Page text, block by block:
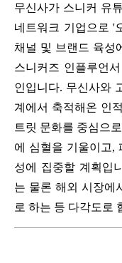
무신사가 스니커 유
네트워크 기업으로 '
채널 및 브랜드 육성
스니커즈 인플루언
인입니다. 무신사와
계에서 축적해온 인
트릿 문화를 중심으
에 심혈을 기울이고,
성에 집중할 계획입
는 물론 해외 시장에
로 하는 등 다각도로